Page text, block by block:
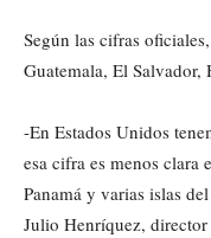
Según las cifras
Guatemala, El
-En Estados Unidos
esa cifra es menos clara
Panamá y varias islas
Julio Henríquez, director